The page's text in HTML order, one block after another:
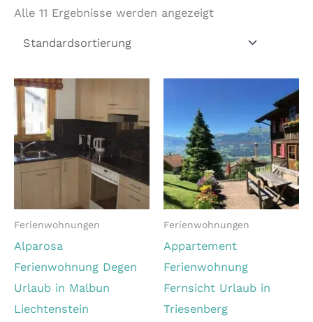
Alle 11 Ergebnisse werden angezeigt
Ferienwohnungen
Alparosa
Ferienwohnung Degen
Urlaub in Malbun
Liechtenstein
Ferienwohnungen
Appartement
Ferienwohnung
Fernsicht Urlaub in
Triesenberg